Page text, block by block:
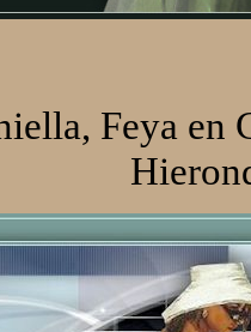
Feya en